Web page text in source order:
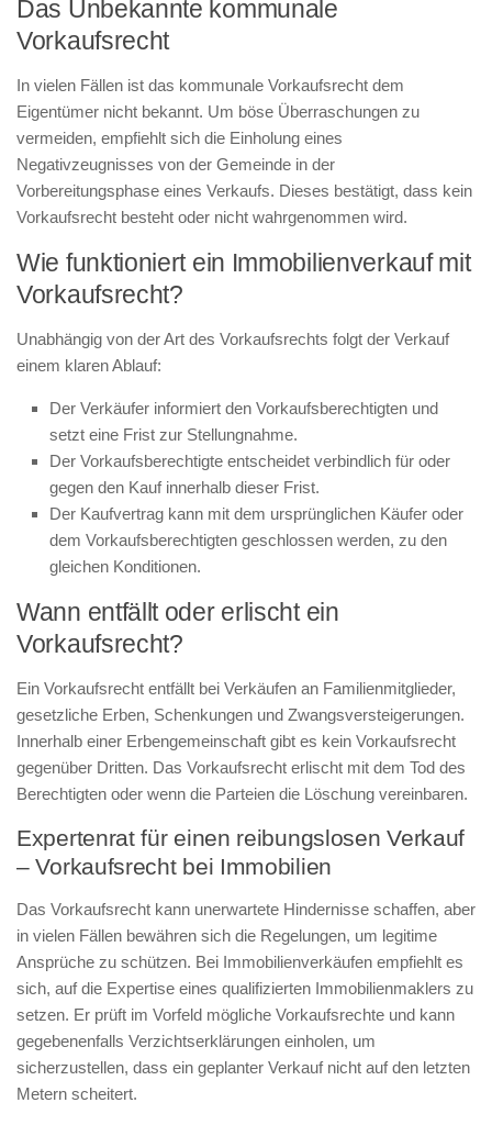
Das Unbekannte kommunale
Vorkaufsrecht
In vielen Fällen ist das kommunale Vorkaufsrecht dem
Eigentümer nicht bekannt. Um böse Überraschungen zu
vermeiden, empfiehlt sich die Einholung eines
Negativzeugnisses von der Gemeinde in der
Vorbereitungsphase eines Verkaufs. Dieses bestätigt, dass kein
Vorkaufsrecht besteht oder nicht wahrgenommen wird.
Wie funktioniert ein Immobilienverkauf mit
Vorkaufsrecht?
Unabhängig von der Art des Vorkaufsrechts folgt der Verkauf
einem klaren Ablauf:
Der Verkäufer informiert den Vorkaufsberechtigten und
setzt eine Frist zur Stellungnahme.
Der Vorkaufsberechtigte entscheidet verbindlich für oder
gegen den Kauf innerhalb dieser Frist.
Der Kaufvertrag kann mit dem ursprünglichen Käufer oder
dem Vorkaufsberechtigten geschlossen werden, zu den
gleichen Konditionen.
Wann entfällt oder erlischt ein
Vorkaufsrecht?
Ein Vorkaufsrecht entfällt bei Verkäufen an Familienmitglieder,
gesetzliche Erben, Schenkungen und Zwangsversteigerungen.
Innerhalb einer Erbengemeinschaft gibt es kein Vorkaufsrecht
gegenüber Dritten. Das Vorkaufsrecht erlischt mit dem Tod des
Berechtigten oder wenn die Parteien die Löschung vereinbaren.
Expertenrat für einen reibungslosen Verkauf
– Vorkaufsrecht bei Immobilien
Das Vorkaufsrecht kann unerwartete Hindernisse schaffen, aber
in vielen Fällen bewähren sich die Regelungen, um legitime
Ansprüche zu schützen. Bei Immobilienverkäufen empfiehlt es
sich, auf die Expertise eines qualifizierten Immobilienmaklers zu
setzen. Er prüft im Vorfeld mögliche Vorkaufsrechte und kann
gegebenenfalls Verzichtserklärungen einholen, um
sicherzustellen, dass ein geplanter Verkauf nicht auf den letzten
Metern scheitert.